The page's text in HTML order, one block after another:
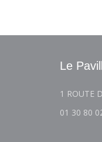
Le
1 ROUTE
01 30 80